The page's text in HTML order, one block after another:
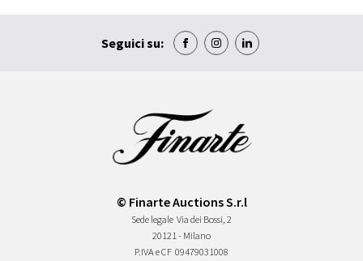
Seguici su:
© Finarte Auctions S.r.l
Sede legale Via dei Bossi, 2
20121 - Milano
P.IVA e CF 09479031008